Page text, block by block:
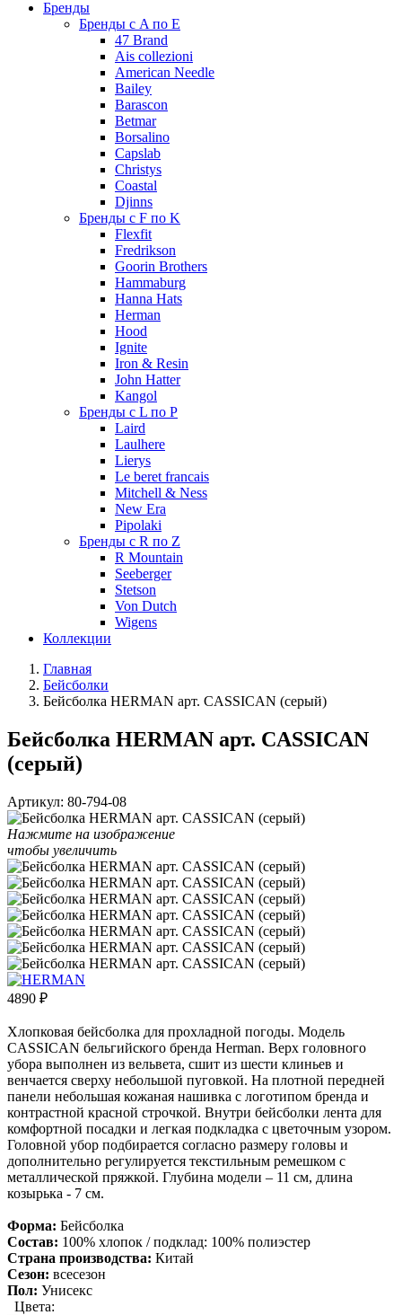
Бренды
Бренды с A по E
47 Brand
Ais collezioni
American Needle
Bailey
Barascon
Betmar
Borsalino
Capslab
Christys
Coastal
Djinns
Бренды с F по K
Flexfit
Fredrikson
Goorin Brothers
Hammaburg
Hanna Hats
Herman
Hood
Ignite
Iron & Resin
John Hatter
Kangol
Бренды с L по P
Laird
Laulhere
Lierys
Le beret francais
Mitchell & Ness
New Era
Pipolaki
Бренды с R по Z
R Mountain
Seeberger
Stetson
Von Dutch
Wigens
Коллекции
Главная
Бейсболки
Бейсболка HERMAN арт. CASSICAN (серый)
Бейсболка HERMAN арт. CASSICAN
(серый)
Артикул: 80-794-08
Нажмите на изображение
чтобы увеличить
4890 ₽
Хлопковая бейсболка для прохладной погоды. Модель
CASSICAN бельгийского бренда Herman. Верх головного
убора выполнен из вельвета, сшит из шести клиньев и
венчается сверху небольшой пуговкой. На плотной передней
панели небольшая кожаная нашивка с логотипом бренда и
контрастной красной строчкой. Внутри бейсболки лента для
комфортной посадки и легкая подкладка с цветочным узором.
Головной убор подбирается согласно размеру головы и
дополнительно регулируется текстильным ремешком с
металлической пряжкой. Глубина модели – 11 см, длина
козырька - 7 см.
Форма: Бейсболка
Состав: 100% хлопок / подклад: 100% полиэстер
Страна производства: Китай
Сезон: всесезон
Пол: Унисекс
Цвета: